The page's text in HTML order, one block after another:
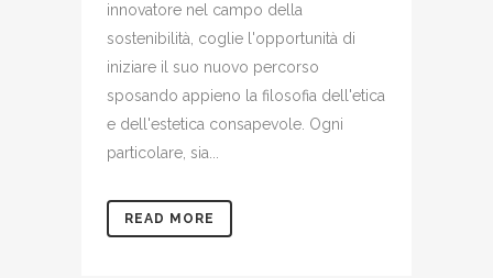
innovatore nel campo della
sostenibilità, coglie l'opportunità di
iniziare il suo nuovo percorso
sposando appieno la filosofia dell'etica
e dell'estetica consapevole. Ogni
particolare, sia...
READ MORE